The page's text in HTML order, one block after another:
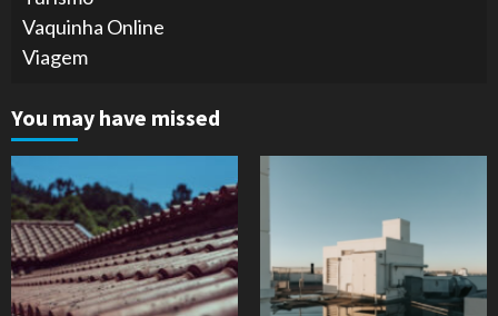
Vaquinha Online
Viagem
You may have missed